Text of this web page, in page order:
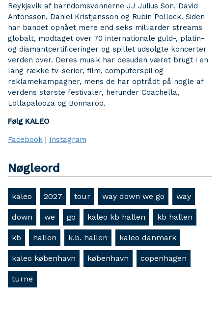
Reykjavík af barndomsvennerne JJ Julius Son, David
Antonsson, Daniel Kristjansson og Rubin Pollock. Siden
har bandet opnået mere end seks milliarder streams
globalt, modtaget over 70 internationale guld-, platin-
og diamantcertificeringer og spillet udsolgte koncerter
verden over. Deres musik har desuden været brugt i en
lang række tv-serier, film, computerspil og
reklamekampagner, mens de har optrådt på nogle af
verdens største festivaler, herunder Coachella,
Lollapalooza og Bonnaroo.
Følg KALEO
Facebook | Instagram
Nøgleord
kaleo 2027 tour way down we go way
down we go kaleo kb hallen kb hallen
kb hallen k.b. hallen kaleo danmark
kaleo københavn københavn copenhagen
turne